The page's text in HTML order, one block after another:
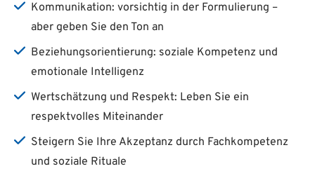
Kommunikation: vorsichtig in der Formulierung –
aber geben Sie den Ton an
Beziehungsorientierung: soziale Kompetenz und
emotionale Intelligenz
Wertschätzung und Respekt: Leben Sie ein
respektvolles Miteinander
Steigern Sie Ihre Akzeptanz durch Fachkompetenz
und soziale Rituale